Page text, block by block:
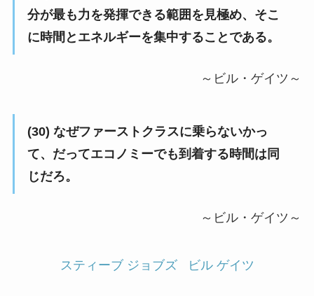
分が最も力を発揮できる範囲を見極め、そこ
に時間とエネルギーを集中することである。
～ビル・ゲイツ～
(30) なぜファーストクラスに乗らないかっ
て、だってエコノミーでも到着する時間は同
じだろ。
～ビル・ゲイツ～
スティーブ ジョブズ ビル ゲイツ